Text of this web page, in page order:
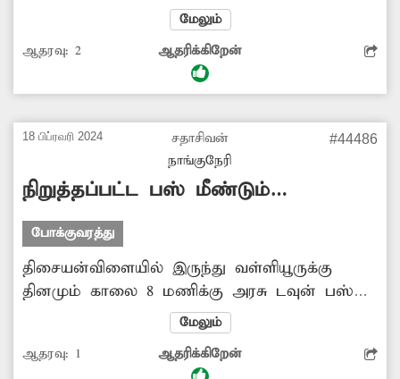
போதுமான பஸ் வசதி இல்லை. இதனால்
பொதுமக்கள், மாணவ-மாணவிகள் பெரிதும்
அவதிப்படுகின்றனர். எனவே அங்கு போதிய
பஸ்கள் இயக்குவதற்கு அதிகாரிகள் நடவடிக்கை
மேலும்
ஆதரவு: 2 ஆதரிக்கிறேன்
18 பிப்ரவரி 2024
சதாசிவன்
நாங்குநேரி
#44486
நிறுத்தப்பட்ட பஸ் மீண்டும்
இயக்கப்படுமா ?.
போக்குவரத்து
திசையன்விளையில் இருந்து வள்ளியூருக்கு
தினமும் காலை 8 மணிக்கு அரசு டவுன் பஸ்
(வழித்தட எண்:10) இயக்கப்பட்டு வந்தது.
கொரோனா ஊரடங்குக்கு பிறகு இந்த பஸ்ைச
மீண்டும் இயக்காததால், பொதுமக்கள், மாணவ-
மேலும்
ஆதரவு: 1 ஆதரிக்கிறேன்